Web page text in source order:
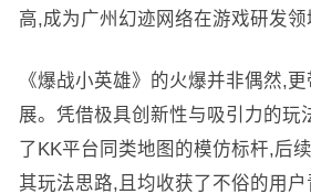
高,成为广州幻迹网络在游戏研发领
《爆战小英雄》的火爆并非偶然,
展。凭借极具创新性与吸引力的玩
了KK平台同类地图的模仿标杆,后
其玩法思路,且均收获了不俗的用